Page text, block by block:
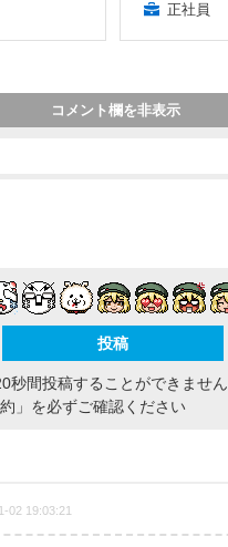
正社員
コメント欄を非表示
秒間投稿することができません
」 を必ずご確認ください
02 19:03:21